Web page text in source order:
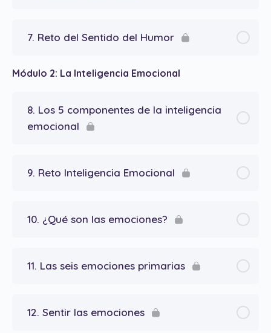
7. Reto del Sentido del Humor
Módulo 2: La Inteligencia Emocional
8. Los 5 componentes de la inteligencia
emocional
9. Reto Inteligencia Emocional
10. ¿Qué son las emociones?
11. Las seis emociones primarias
12. Sentir las emociones